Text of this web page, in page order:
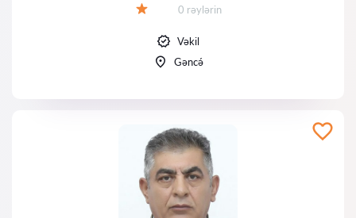
Rəylər:
0 rəylərin
Vəkil
Gəncə́